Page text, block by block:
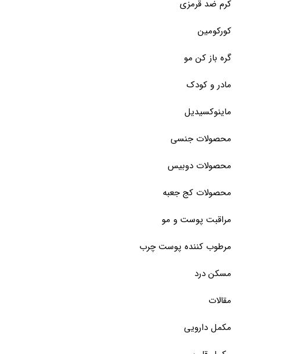
کرم ضد قرمزی
کورکومین
گره باز کن مو
مادر و کودک
ماینوکسیدیل
محصولات جنسی
محصولات دوبیس
محصولات کج جعبه
مراقبت پوست و مو
مرطوب کننده پوست چرب
مسکن درد
مقالات
مکمل دارویی